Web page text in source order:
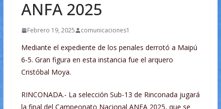
ANFA 2025
Febrero 19, 2025 comunicaciones1
Mediante el expediente de los penales derrotó a Maipú
6-5. Gran figura en esta instancia fue el arquero
Cristóbal Moya.
RINCONADA.- La selección Sub-13 de Rinconada jugará
la final del Campeonato Nacional ANFA 2025, que se